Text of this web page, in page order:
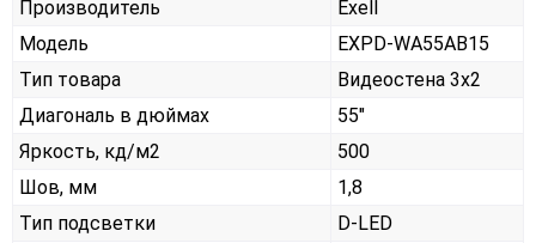
Производитель
Exell
Модель
EXPD-WA55AB15
Тип товара
Видеостена 3х2
Диагональ в дюймах
55"
Яркость, кд/м2
500
Шов, мм
1,8
Тип подсветки
D-LED